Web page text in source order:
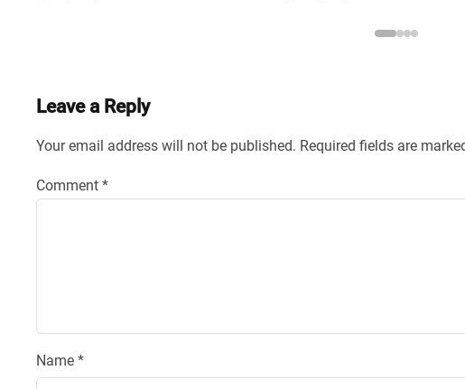
Leave a Reply
Your email address will not be published. Required fields are
Comment *
Name *